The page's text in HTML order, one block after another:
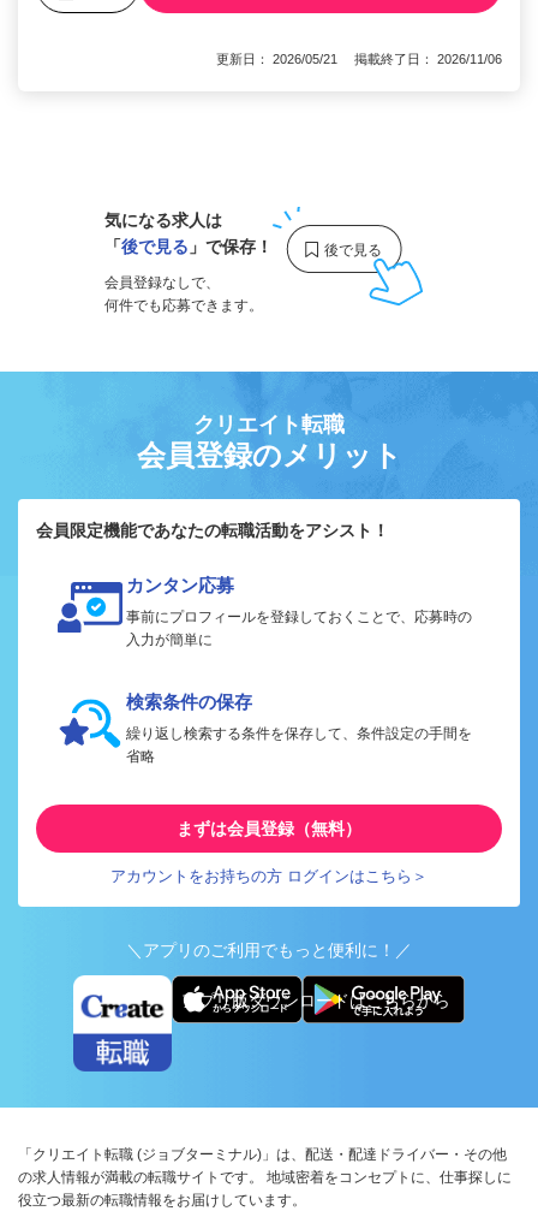
更新日： 2026/05/21 掲載終了日： 2026/11/06
気になる求人は
「後で見る 」で保存！
会員登録なしで、
何件でも応募できます。
クリエイト転職
会員登録のメリット
会員限定機能であなたの転職活動をアシスト！
カンタン応募
事前にプロフィールを登録しておくことで、応募時の
入力が簡単に
検索条件の保存
繰り返し検索する条件を保存して、条件設定の手間を
省略
まずは会員登録（無料）
アカウントをお持ちの方 ログインはこちら＞
＼アプリのご利用でもっと便利に！／
アプリ版ダウンロードはこちらから
「クリエイト転職 (ジョブターミナル)」は、配送・配達ドライバー・その他
の求人情報が満載の転職サイトです。 地域密着をコンセプトに、仕事探しに
役立つ最新の転職情報をお届けしています。